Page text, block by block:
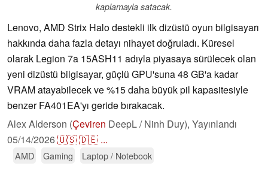
kaplamayla satacak.
Lenovo, AMD Strix Halo destekli ilk dizüstü oyun bilgisayarı
hakkında daha fazla detayı nihayet doğruladı. Küresel
olarak Legion 7a 15ASH11 adıyla piyasaya sürülecek olan
yeni dizüstü bilgisayar, güçlü GPU'suna 48 GB'a kadar
VRAM atayabilecek ve %15 daha büyük pil kapasitesiyle
benzer FA401EA'yı geride bırakacak.
Alex Alderson (Çeviren DeepL / Ninh Duy), Yayınlandı
05/14/2026🇺🇸🇩🇪 ...
AMD Gaming Laptop / Notebook